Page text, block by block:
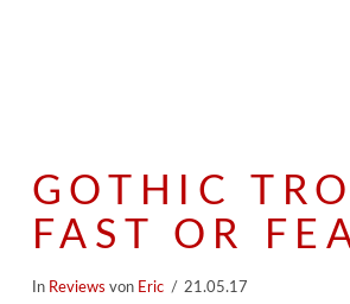
GOTHIC
FAST OR
In Reviews von Eric 21.05.17